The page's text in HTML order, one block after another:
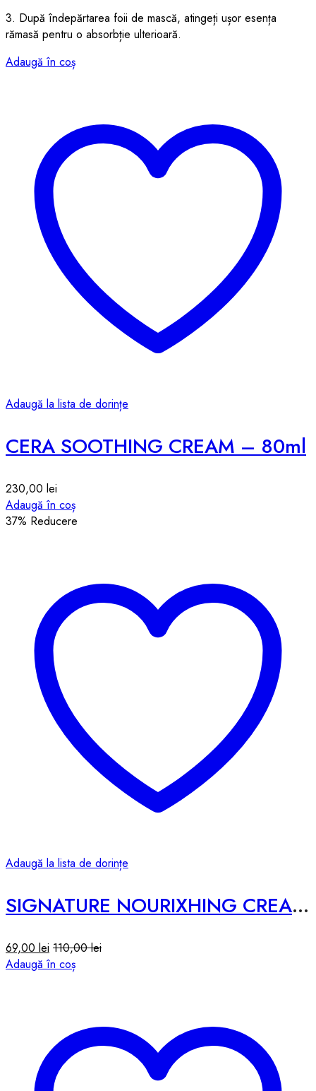
3. După îndepărtarea foii de mască, atingeți ușor esența
rămasă pentru o absorbție ulterioară.
Adaugă în coș
Adaugă la lista de dorințe
CERA SOOTHING CREAM – 80ml
230,00 lei
Adaugă în coș
37% Reducere
Adaugă la lista de dorințe
SIGNATURE NOURIXHING CREAM #MICROBIOME – 50ml
69,00 lei 110,00lei
Adaugă în coș